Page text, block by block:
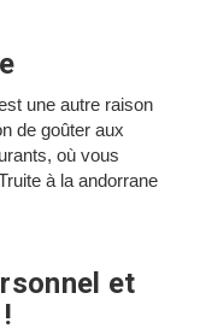
une autre raison
de goûter aux
où vous
à la andorrane
et